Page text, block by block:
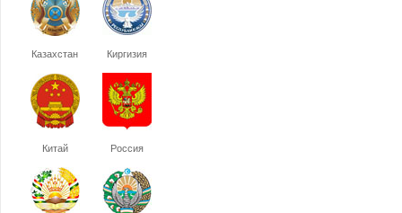
Казахстан Киргизия
Китай Россия